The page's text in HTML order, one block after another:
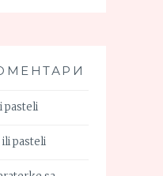
pasteli
pasteli